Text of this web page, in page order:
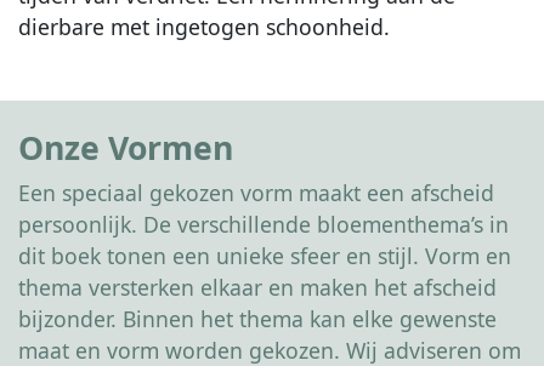
dierbare met ingetogen schoonheid.
Onze Vormen
Een speciaal gekozen vorm maakt een afscheid
persoonlijk. De verschillende bloementhema’s in
dit boek tonen een unieke sfeer en stijl. Vorm en
thema versterken elkaar en maken het afscheid
bijzonder. Binnen het thema kan elke gewenste
maat en vorm worden gekozen. Wij adviseren om